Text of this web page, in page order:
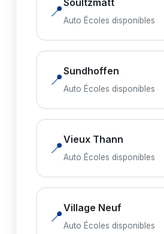
📍Soultzmatt
Auto Écoles disponibles
📍Sundhoffen
Auto Écoles disponibles
📍Vieux Thann
Auto Écoles disponibles
📍Village Neuf
Auto Écoles disponibles